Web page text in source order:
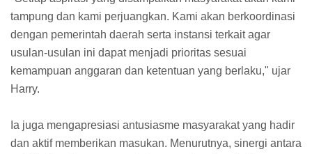
tampung dan kami perjuangkan. Kami akan berkoordinasi
dengan pemerintah daerah serta instansi terkait agar
usulan-usulan ini dapat menjadi prioritas sesuai
kemampuan anggaran dan ketentuan yang berlaku," ujar
Harry.
Ia juga mengapresiasi antusiasme masyarakat yang hadir
dan aktif memberikan masukan. Menurutnya, sinergi antara